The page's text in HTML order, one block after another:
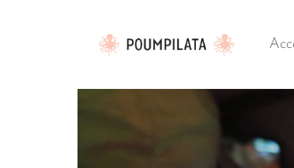
contenu